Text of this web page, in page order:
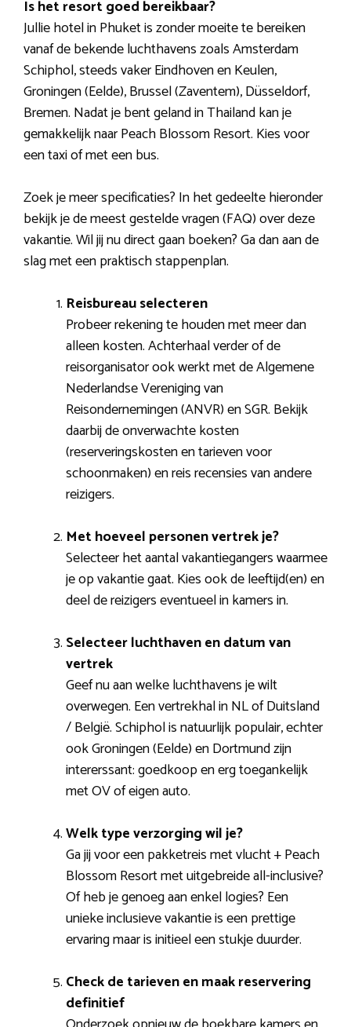
Is het resort goed bereikbaar?
Jullie hotel in Phuket is zonder moeite te bereiken
vanaf de bekende luchthavens zoals Amsterdam
Schiphol, steeds vaker Eindhoven en Keulen,
Groningen (Eelde), Brussel (Zaventem), Düsseldorf,
Bremen. Nadat je bent geland in Thailand kan je
gemakkelijk naar Peach Blossom Resort. Kies voor
een taxi of met een bus.
Zoek je meer specificaties? In het gedeelte hieronder
bekijk je de meest gestelde vragen (FAQ) over deze
vakantie. Wil jij nu direct gaan boeken? Ga dan aan de
slag met een praktisch stappenplan.
Reisbureau selecteren
Probeer rekening te houden met meer dan
alleen kosten. Achterhaal verder of de
reisorganisator ook werkt met de Algemene
Nederlandse Vereniging van
Reisondernemingen (ANVR) en SGR. Bekijk
daarbij de onverwachte kosten
(reserveringskosten en tarieven voor
schoonmaken) en reis recensies van andere
reizigers.
Met hoeveel personen vertrek je?
Selecteer het aantal vakantiegangers waarmee
je op vakantie gaat. Kies ook de leeftijd(en) en
deel de reizigers eventueel in kamers in.
Selecteer luchthaven en datum van
vertrek
Geef nu aan welke luchthavens je wilt
overwegen. Een vertrekhal in NL of Duitsland
/ België. Schiphol is natuurlijk populair, echter
ook Groningen (Eelde) en Dortmund zijn
intererssant: goedkoop en erg toegankelijk
met OV of eigen auto.
Welk type verzorging wil je?
Ga jij voor een pakketreis met vlucht + Peach
Blossom Resort met uitgebreide all-inclusive?
Of heb je genoeg aan enkel logies? Een
unieke inclusieve vakantie is een prettige
ervaring maar is initieel een stukje duurder.
Check de tarieven en maak reservering
definitief